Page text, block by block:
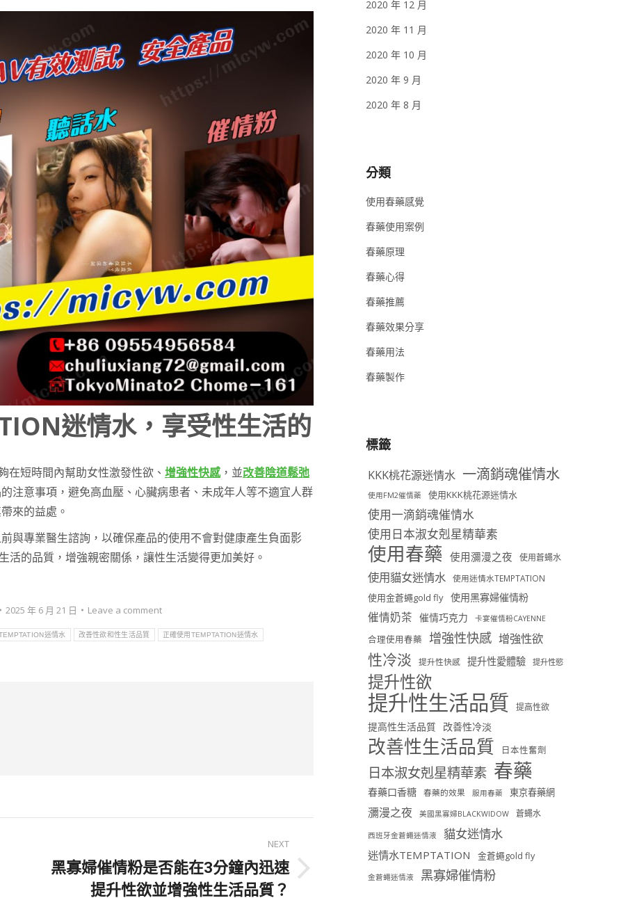
迷情水，享受性生活的
短時間內幫助女性激發性欲、 增強性快感，並改善陰道鬆弛
注意事項，避免高血壓、心臟病患者、未成年人等不適宜人群
來的益處。
與專業醫生諮詢，以確保產品的使用不會對健康產生負面影
活的品質，增強親密關係，讓性生活變得更加美好。
2025 年 6 月 21 日 Leave a comment
迷情水 改善性欲和性生活品質 正確使用TEMPTATION迷情水
NEXT
Next
黑寡婦催情粉是否能在3分鐘內迅速
提升性欲並增強性生活品質？
2020 年 12 月
2020 年 11 月
2020 年 10 月
2020 年 9 月
2020 年 8 月
分類
使用春藥感覺
春藥使用案例
春藥原理
春藥心得
春藥推薦
春藥效果分享
春藥用法
春藥製作
標籤
KKK桃花源迷情水 一滴銷魂催情水
使用FM2催情藥 使用KKK桃花源迷情水
使用一滴銷魂催情水
使用日本淑女剋星精華素
使用春藥 使用瀰漫之夜 使用蒼蠅水
使用貓女迷情水 使用迷情水TEMPTATION
使用金蒼蠅gold fly 使用黑寡婦催情粉
催情奶茶 催情巧克力 卡宴催情粉CAYENNE
合理使用春藥 增強性快感 增強性欲
性冷淡 提升性快感 提升性愛體驗 提升性慾
提升性欲
提升性生活品質 提高性欲
提高性生活品質 改善性冷淡
改善性生活品質 日本性奮劑
日本淑女剋星精華素 春藥
春藥口香糖 春藥的效果 服用春藥 東京春藥網
瀰漫之夜 美國黑寡婦BLACKWIDOW 蒼蠅水
西班牙金蒼蠅迷情液 貓女迷情水
迷情水TEMPTATION 金蒼蠅gold fly
金蒼蠅迷情液 黑寡婦催情粉